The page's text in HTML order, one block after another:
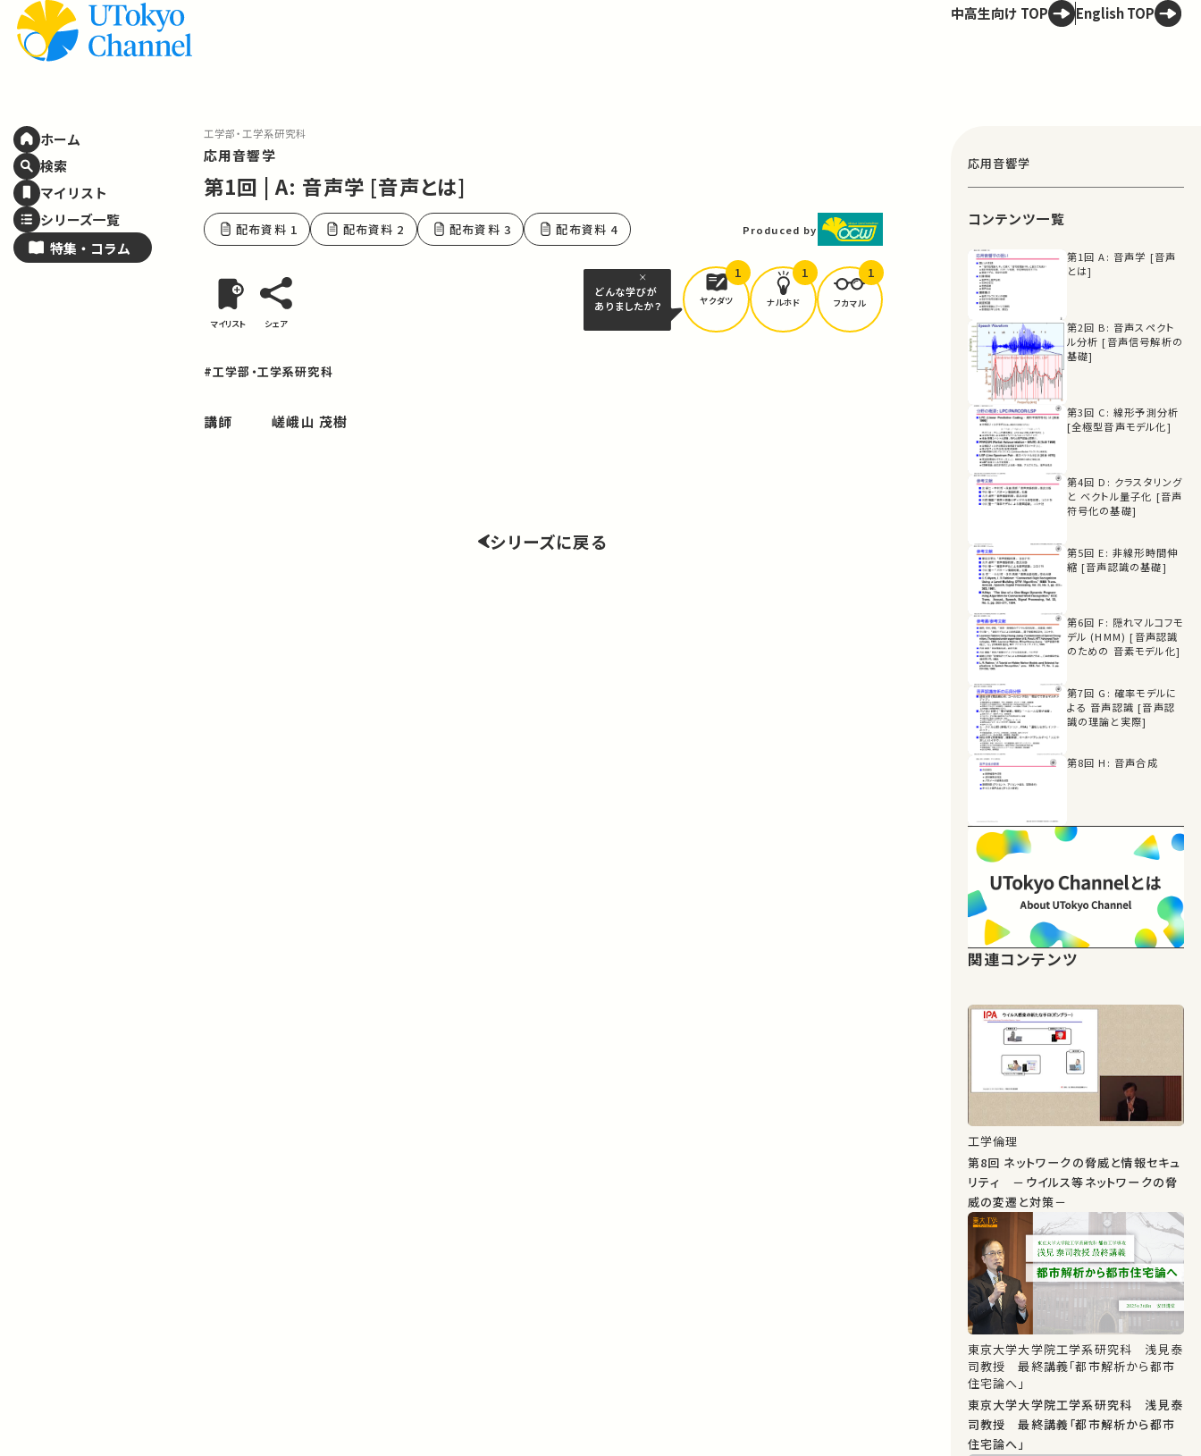
ホーム
検索
マイリスト
シリーズ一覧
特集・ コラム
中高生向け TOP English TOP
工学部・工学系研究科
応用音響学
第1回 | A: 音声学 [音声とは]
配布資料 1 配布資料 2 配布資料 3 配布資料 4 Produced by
マイリスト シェア
どんな学びが
ありましたか？
ヤクダツ
1
ナルホド
1
フカマル
1
#工学部・工学系研究科
講師 嵯峨山 茂樹
シリーズに戻る
応用音響学
コンテンツ一覧
第1回 A: 音声学 [音声
とは]
第2回 B: 音声スペクト
ル分析 [音声信号解析の
基礎]
第3回 C: 線形予測分析
[全極型音声モデル化]
第4回 D: クラスタリング
と ベクトル量子化 [音声
符号化の基礎]
第5回 E: 非線形時間伸
縮 [音声認識の基礎]
第6回 F: 隠れマルコフモ
デル (HMM) [音声認識
のための 音素モデル化]
第7回 G: 確率モデルに
よる 音声認識 [音声認
識の理論と実際]
第8回 H: 音声合成
関連コンテンツ
工学倫理
第8回 ネットワークの脅威と情報セキュ
リティ －ウイルス等ネットワークの脅
威の変遷と対策－
東京大学大学院工学系研究科 浅見泰
司教授 最終講義「都市解析から都市
住宅論へ」
東京大学大学院工学系研究科 浅見泰
司教授 最終講義「都市解析から都市
住宅論へ」